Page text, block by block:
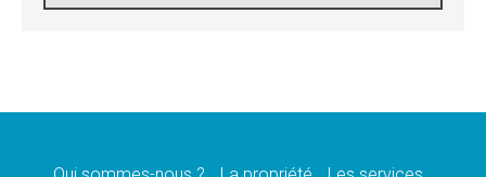
1ère Conférence continentale sur l'éducation
07.08.2026